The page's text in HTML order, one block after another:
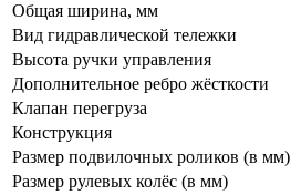
Общая ширина, мм
Вид гидравлической тележки
Высота ручки управления
Дополнительное ребро жёсткости
Клапан перегруза
Конструкция
Размер подвилочных роликов (в мм)
Размер рулевых колёс (в мм)